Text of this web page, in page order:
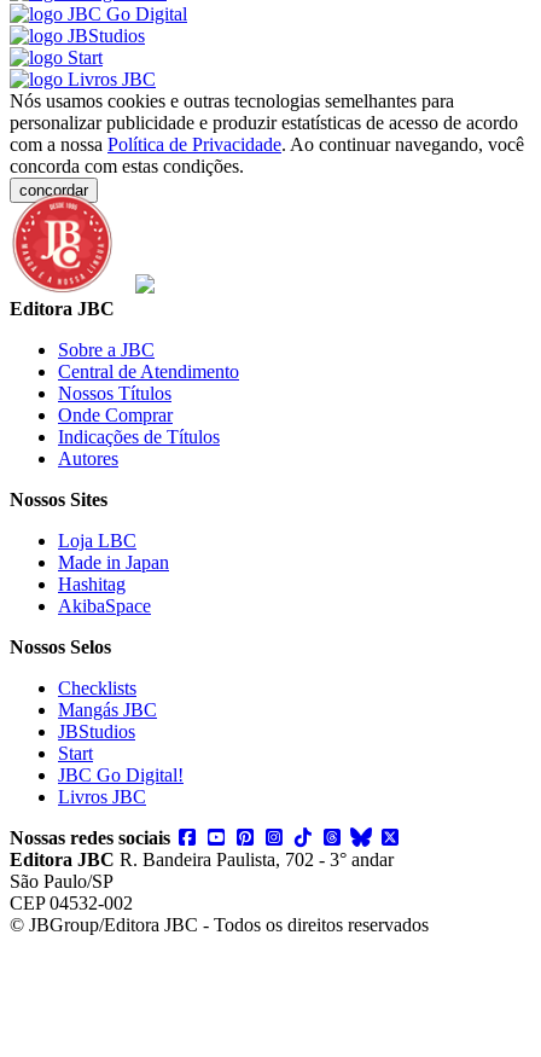
Nós usamos cookies e outras tecnologias semelhantes para
personalizar publicidade e produzir estatísticas de acesso de acordo
com a nossa Política de Privacidade. Ao continuar navegando, você
concorda com estas condições.
concordar
Editora JBC
Sobre a JBC
Central de Atendimento
Nossos Títulos
Onde Comprar
Indicações de Títulos
Autores
Nossos Sites
Loja LBC
Made in Japan
Hashitag
AkibaSpace
Nossos Selos
Checklists
Mangás JBC
JBStudios
Start
JBC Go Digital!
Livros JBC
Nossas redes sociais
Editora JBC R. Bandeira Paulista, 702 - 3° andar
São Paulo/SP
CEP 04532-002
© JBGroup/Editora JBC - Todos os direitos reservados